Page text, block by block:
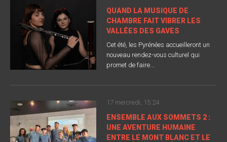
QUAND LA MUSIQUE DE
CHAMBRE FAIT VIBRER LES
VALLÉES DES GAVES
Cet été, les Pyrénées accueilleront un
nouveau rendez-vous culturel qui
promet de faire...
17 mercredi, 15:24
ENSEMBLE AUX SOMMETS 2 :
UNE AVENTURE HUMAINE
ENTRE LE MONT BLANC ET LE